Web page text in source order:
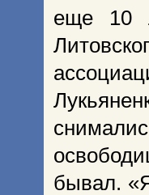
еще 10
бывал.